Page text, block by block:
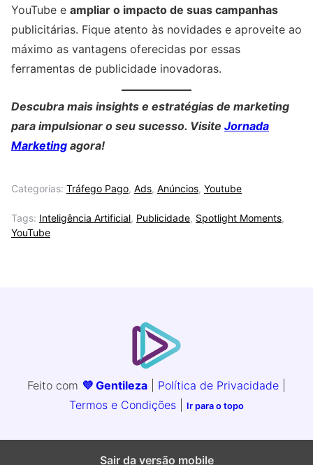
YouTube e ampliar o impacto de suas campanhas
publicitárias. Fique atento às novidades e aproveite ao
máximo as vantagens oferecidas por essas
ferramentas de publicidade inovadoras.
Descubra mais insights e estratégias de marketing
para impulsionar o seu sucesso. Visite Jornada
Marketing agora!
Categorias: Tráfego Pago, Ads, Anúncios, Youtube
Tags: Inteligência Artificial, Publicidade, Spotlight Moments,
YouTube
Feito com 💜 Gentileza Política de Privacidade
Termos e Condições
Ir para o topo
Sair da versão mobile